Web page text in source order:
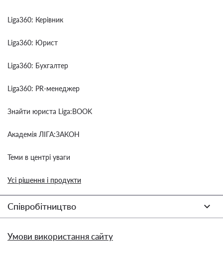
Liga360: Керівник
Liga360: Юрист
Liga360: Бухгалтер
Liga360: PR-менеджер
Знайти юриста Liga:BOOK
Академія ЛІГА:ЗАКОН
Теми в центрі уваги
Усі рішення і продукти
Співробітництво
Умови використання сайту